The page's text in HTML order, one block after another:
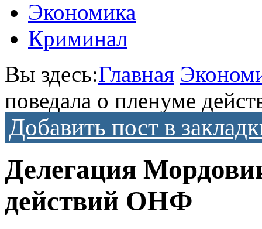
Экономика
Криминал
Вы здесь:Главная
поведала о пленуме
Добавить пост в
Делегация
действий ОНФ